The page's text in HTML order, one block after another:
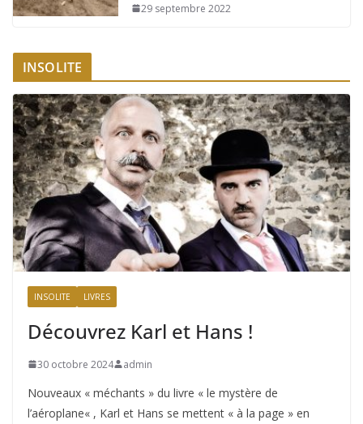
29 septembre 2022
INSOLITE
INSOLITE LIVRES
Découvrez Karl et Hans !
30 octobre 2024 admin
Nouveaux « méchants » du livre « le mystère de
l’aéroplane« , Karl et Hans se mettent « à la page » en